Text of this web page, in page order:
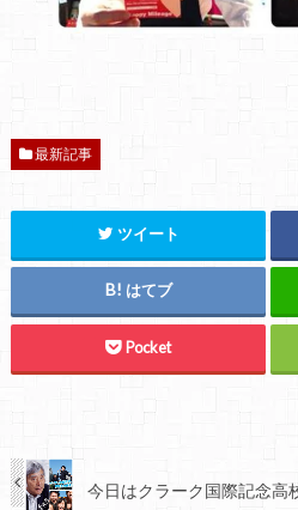
最新記事
ツイート
はてブ
Pocket
今日はクラーク国際記念高